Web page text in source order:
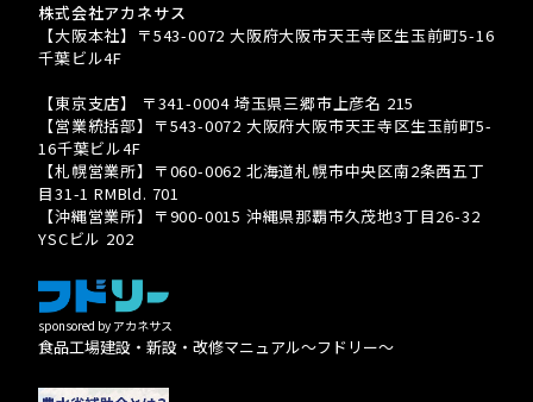
株式会社アカネサス
【大阪本社】〒543-0072 大阪府大阪市天王寺区生玉前町5-16
千葉ビル4F
【東京支店】 〒341-0004 埼玉県三郷市上彦名 215
【営業統括部】〒543-0072 大阪府大阪市天王寺区生玉前町5-
16千葉ビル4F
【札幌営業所】〒060-0062 北海道札幌市中央区南2条西五丁
目31-1 RMBld. 701
【沖縄営業所】〒900-0015 沖縄県那覇市久茂地3丁目26-32
YSCビル 202
sponsored by アカネサス
食品工場建設・新設・改修マニュアル〜フドリー〜